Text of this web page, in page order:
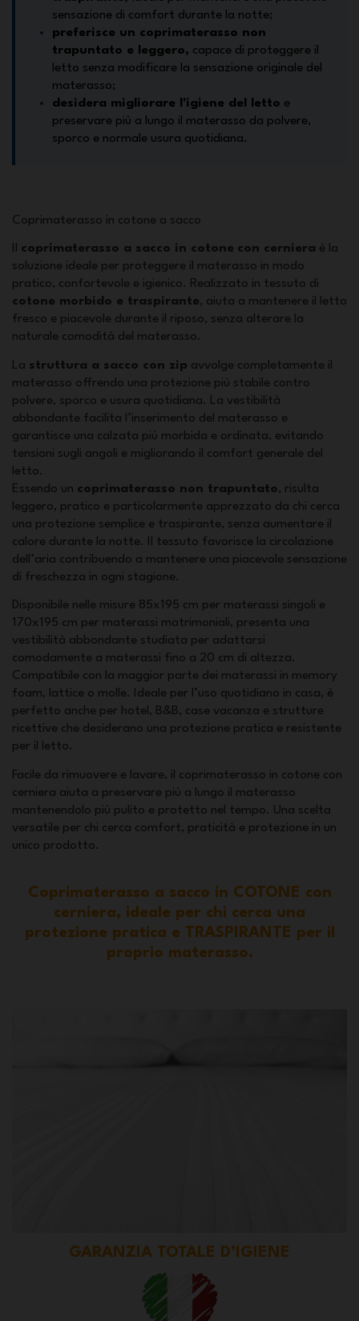
sensazione di comfort durante la notte;
preferisce un coprimaterasso non
trapuntato e leggero, capace di proteggere il
letto senza modificare la sensazione originale del
materasso;
desidera migliorare l'igiene del letto e
preservare più a lungo il materasso da polvere,
sporco e normale usura quotidiana.
Coprimaterasso in cotone a sacco
Il coprimaterasso a sacco in cotone con cerniera è la
soluzione ideale per proteggere il materasso in modo
pratico, confortevole e igienico. Realizzato in tessuto di
cotone morbido e traspirante, aiuta a mantenere il letto
fresco e piacevole durante il riposo, senza alterare la
naturale comodità del materasso.
La struttura a sacco con zip avvolge completamente il
materasso offrendo una protezione più stabile contro
polvere, sporco e usura quotidiana. La vestibilità
abbondante facilita l’inserimento del materasso e
garantisce una calzata più morbida e ordinata, evitando
tensioni sugli angoli e migliorando il comfort generale del
letto.
Essendo un coprimaterasso non trapuntato, risulta
leggero, pratico e particolarmente apprezzato da chi cerca
una protezione semplice e traspirante, senza aumentare il
calore durante la notte. Il tessuto favorisce la circolazione
dell’aria contribuendo a mantenere una piacevole sensazione
di freschezza in ogni stagione.
Disponibile nelle misure 85x195 cm per materassi singoli e
170x195 cm per materassi matrimoniali, presenta una
vestibilità abbondante studiata per adattarsi
comodamente a materassi fino a 20 cm di altezza.
Compatibile con la maggior parte dei materassi in memory
foam, lattice o molle. Ideale per l’uso quotidiano in casa, è
perfetto anche per hotel, B&B, case vacanza e strutture
ricettive che desiderano una protezione pratica e resistente
per il letto.
Facile da rimuovere e lavare, il coprimaterasso in cotone con
cerniera aiuta a preservare più a lungo il materasso
mantenendolo più pulito e protetto nel tempo. Una scelta
versatile per chi cerca comfort, praticità e protezione in un
unico prodotto.
Coprimaterasso a sacco in COTONE con
cerniera, ideale per chi cerca una
protezione pratica e TRASPIRANTE per il
proprio materasso.
GARANZIA TOTALE D’IGIENE